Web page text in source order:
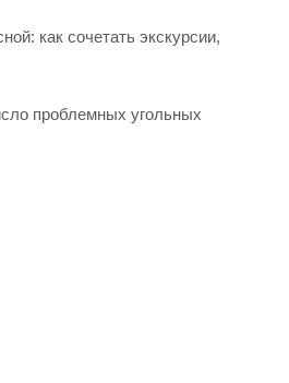
как сочетать экскурсии,
проблемных угольных